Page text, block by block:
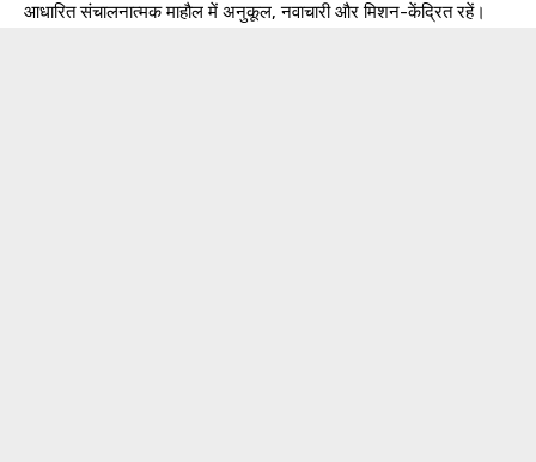
आधारित संचालनात्मक माहौल में अनुकूल, नवाचारी और मिशन-केंद्रित रहें।